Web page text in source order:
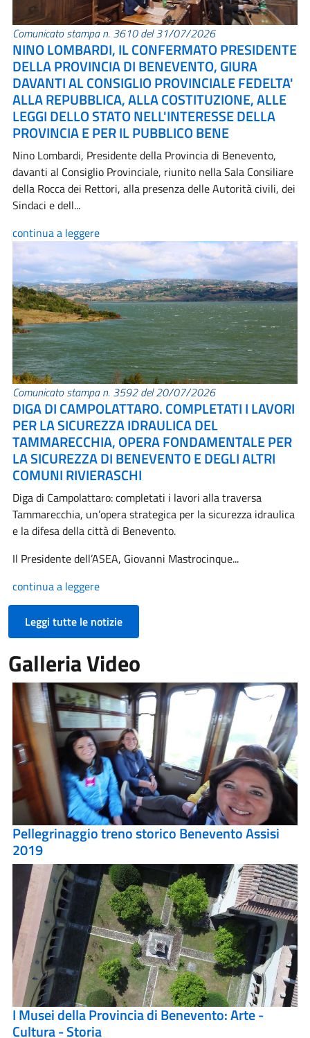
Comunicato stampa n. 3610 del 31/07/2026
NINO LOMBARDI, IL CONFERMATO PRESIDENTE
DELLA PROVINCIA DI BENEVENTO, GIURA
DAVANTI AL CONSIGLIO PROVINCIALE FEDELTA'
ALLA REPUBBLICA, ALLA COSTITUZIONE, ALLE
LEGGI DELLO STATO NELL'INTERESSE DELLA
PROVINCIA E PER IL PUBBLICO BENE
Nino Lombardi, Presidente della Provincia di Benevento,
davanti al Consiglio Provinciale, riunito nella Sala Consiliare
della Rocca dei Rettori, alla presenza delle Autorità civili, dei
Sindaci e dell...
continua a leggere
Comunicato stampa n. 3592 del 20/07/2026
DIGA DI CAMPOLATTARO. COMPLETATI I LAVORI
PER LA SICUREZZA IDRAULICA DEL
TAMMARECCHIA, OPERA FONDAMENTALE PER
LA SICUREZZA DI BENEVENTO E DEGLI ALTRI
COMUNI RIVIERASCHI
Diga di Campolattaro: completati i lavori alla traversa
Tammarecchia, un’opera strategica per la sicurezza idraulica
e la difesa della città di Benevento.
Il Presidente dell’ASEA, Giovanni Mastrocinque...
continua a leggere
Leggi tutte le notizie
Galleria Video
Pellegrinaggio treno storico Benevento Assisi
2019
I Musei della Provincia di Benevento: Arte -
Cultura - Storia